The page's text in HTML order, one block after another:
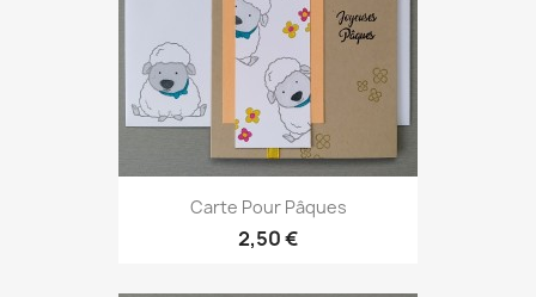
Carte Pour Pâques
2,50 €